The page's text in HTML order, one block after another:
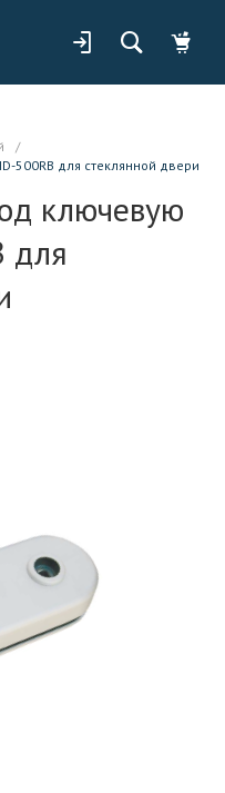
/
500RB для стеклянной двери
ключевую
для